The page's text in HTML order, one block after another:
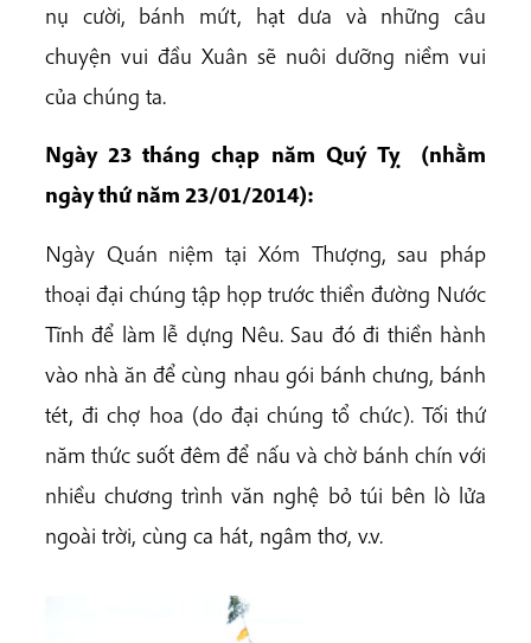
nụ cười, bánh mứt, hạt dưa và những câu
chuyện vui đầu Xuân sẽ nuôi dưỡng niềm vui
của chúng ta.
Ngày 23 tháng chạp năm Quý Tỵ (nhằm
ngày thứ năm 23/01/2014):
Ngày Quán niệm tại Xóm Thượng, sau pháp
thoại đại chúng tập họp trước thiền đường Nước
Tĩnh để làm lễ dựng Nêu. Sau đó đi thiền hành
vào nhà ăn để cùng nhau gói bánh chưng, bánh
tét, đi chợ hoa (do đại chúng tổ chức). Tối thứ
năm thức suốt đêm để nấu và chờ bánh chín với
nhiều chương trình văn nghệ bỏ túi bên lò lửa
ngoài trời, cùng ca hát, ngâm thơ, v.v.